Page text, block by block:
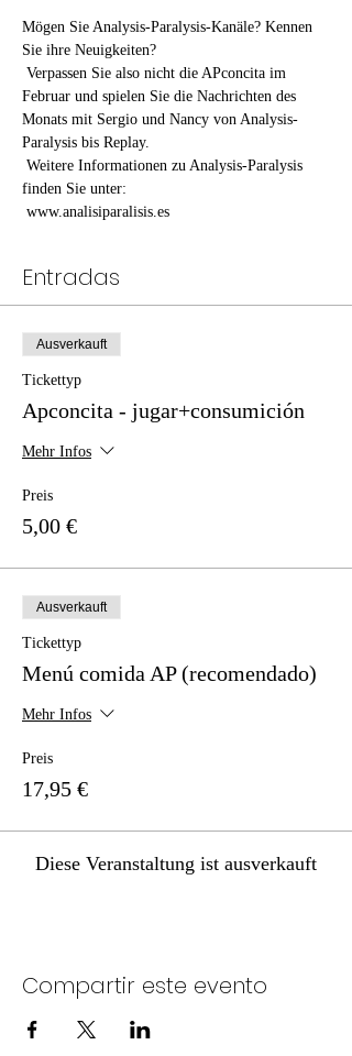
Mögen Sie Analysis-Paralysis-Kanäle? Kennen
Sie ihre Neuigkeiten?
Februar und spielen Sie die Nachrichten des
Monats mit Sergio und Nancy von Analysis-
Paralysis bis Replay.
finden Sie unter:
www.analisiparalisis.es
Entradas
Ausverkauft
Tickettyp
Apconcita - jugar+consumición
Mehr Infos
Preis
5,00 €
Ausverkauft
Tickettyp
Menú comida AP (recomendado)
Mehr Infos
Preis
17,95 €
Diese Veranstaltung ist ausverkauft
Compartir este evento